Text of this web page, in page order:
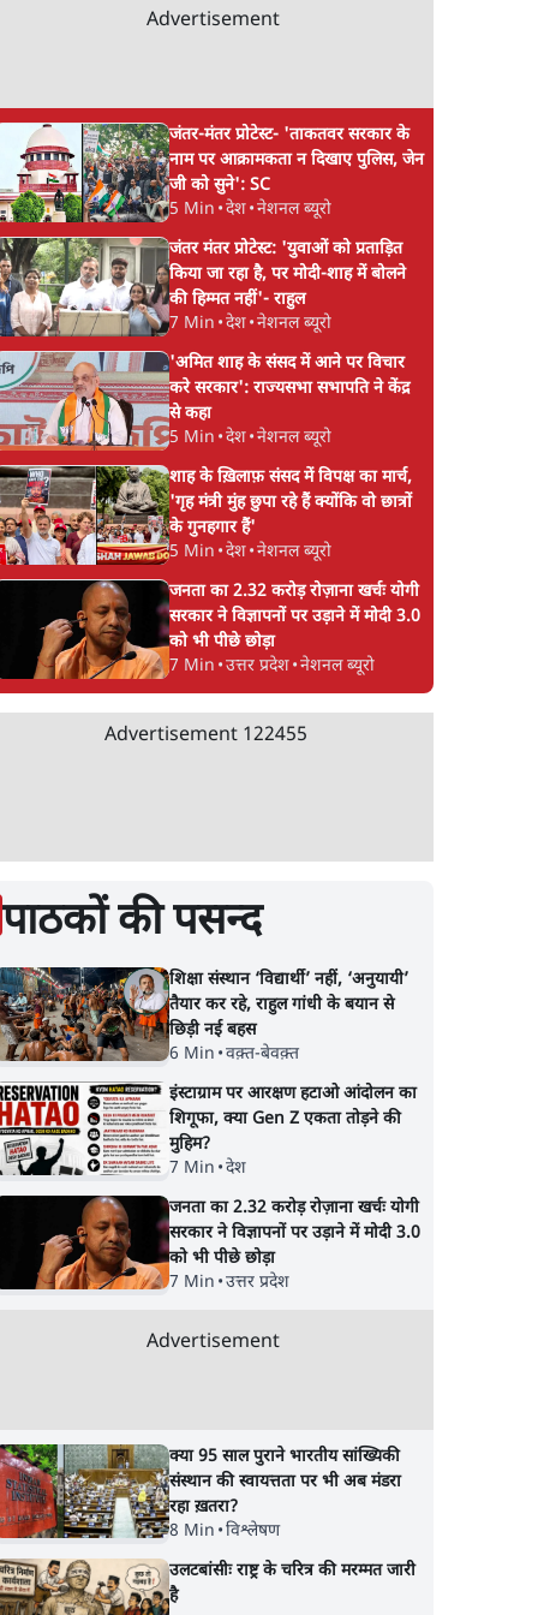
'अमित शाह के संसद में आने
पर विचार करे सरकार':
राज्यसभा सभापति ने केंद्र से
कहा
कॉकरोच जनता पार्टी ने
घोषणा- 'क्या बोलती
पब्लिक'
Advertisement
जंतर-मंतर प्रोटेस्ट- 'ताकतवर सरकार के
नाम पर आक्रामकता न दिखाए पुलिस, जेन
जी को सुने': SC
5 Min •देश•नेशनल ब्यूरो
जंतर मंतर प्रोटेस्ट: 'युवाओं को प्रताड़ित
किया जा रहा है, पर मोदी-शाह में बोलने
की हिम्मत नहीं'- राहुल
7 Min •देश•नेशनल ब्यूरो
'अमित शाह के संसद में आने पर विचार
करे सरकार': राज्यसभा सभापति ने केंद्र
से कहा
5 Min •देश•नेशनल ब्यूरो
शाह के ख़िलाफ़ संसद में विपक्ष का मार्च,
'गृह मंत्री मुंह छुपा रहे हैं क्योंकि वो छात्रों
के गुनहगार हैं'
5 Min •देश•नेशनल ब्यूरो
जनता का 2.32 करोड़ रोज़ाना खर्चः योगी
सरकार ने विज्ञापनों पर उड़ाने में मोदी 3.0
को भी पीछे छोड़ा
7 Min •उत्तर प्रदेश•नेशनल ब्यूरो
Advertisement 122455
पाठकों की पसन्द
शिक्षा संस्थान ‘विद्यार्थी’ नहीं, ‘अनुयायी’
तैयार कर रहे, राहुल गांधी के बयान से
छिड़ी नई बहस
6 Min •वक़्त-बेवक़्त
इंस्टाग्राम पर आरक्षण हटाओ आंदोलन का
शिगूफा, क्या Gen Z एकता तोड़ने की
मुहिम?
7 Min •देश
जनता का 2.32 करोड़ रोज़ाना खर्चः योगी
सरकार ने विज्ञापनों पर उड़ाने में मोदी 3.0
को भी पीछे छोड़ा
7 Min •उत्तर प्रदेश
Advertisement
क्या 95 साल पुराने भारतीय सांख्यिकी
संस्थान की स्वायत्तता पर भी अब मंडरा
रहा ख़तरा?
8 Min •विश्लेषण
उलटबांसीः राष्ट्र के चरित्र की मरम्मत जारी
है